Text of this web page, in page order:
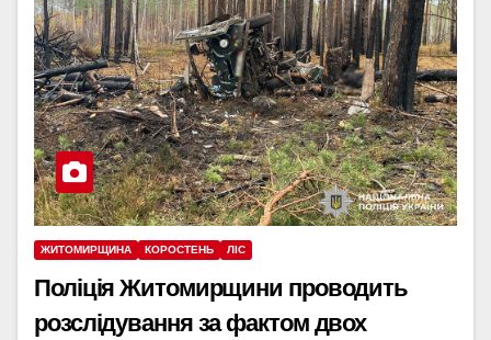
ЖИТОМИРЩИНА КОРОСТЕНЬ ЛІС
Поліція Житомирщини проводить
розслідування за фактом двох